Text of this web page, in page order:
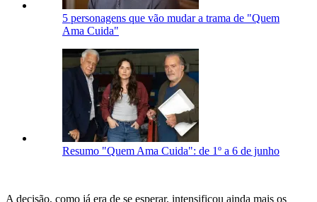
5 personagens que vão mudar a trama de "Quem
Ama Cuida"
Resumo "Quem Ama Cuida": de 1º a 6 de junho
A decisão, como já era de se esperar, intensificou ainda mais os